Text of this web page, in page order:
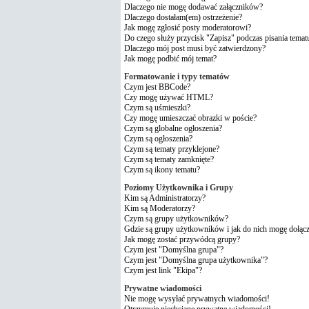
Dlaczego nie mogę dodawać załączników?
Dlaczego dostałam(em) ostrzeżenie?
Jak mogę zgłosić posty moderatorowi?
Do czego służy przycisk "Zapisz" podczas pisania
Dlaczego mój post musi być zatwierdzony?
Jak mogę podbić mój temat?
Formatowanie i typy tematów
Czym jest BBCode?
Czy mogę używać HTML?
Czym są uśmieszki?
Czy mogę umieszczać obrazki w poście?
Czym są globalne ogłoszenia?
Czym są ogłoszenia?
Czym są tematy przyklejone?
Czym są tematy zamknięte?
Czym są ikony tematu?
Poziomy Użytkownika i Grupy
Kim są Administratorzy?
Kim są Moderatorzy?
Czym są grupy użytkowników?
Gdzie są grupy użytkowników i jak do nich mogę
Jak mogę zostać przywódcą grupy?
Czym jest "Domyślna grupa"?
Czym jest "Domyślna grupa użytkownika"?
Czym jest link "Ekipa"?
Prywatne wiadomości
Nie mogę wysyłać prywatnych wiadomości!